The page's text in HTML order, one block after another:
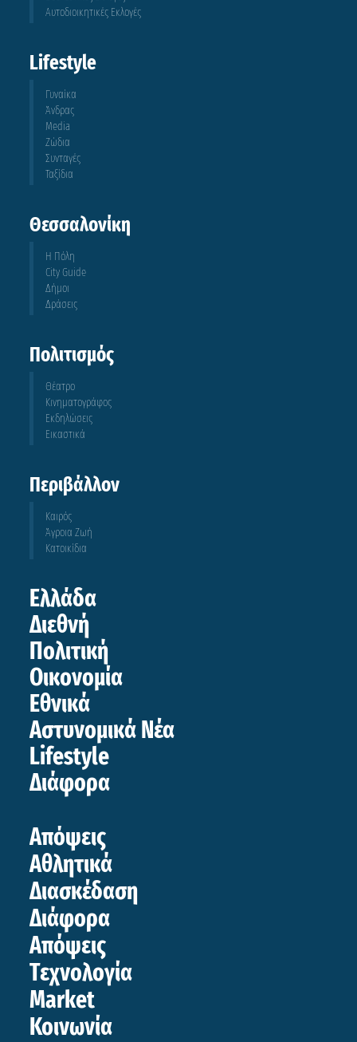
Αυτοδιοικητικές Εκλογές
Lifestyle
Γυναίκα
Άνδρας
Media
Ζώδια
Συνταγές
Ταξίδια
Θεσσαλονίκη
Η Πόλη
City Guide
Δήμοι
Δράσεις
Πολιτισμός
Θέατρο
Κινηματογράφος
Εκδηλώσεις
Εικαστικά
Περιβάλλον
Καιρός
Άγροια Ζωή
Κατοικίδια
Ελλάδα
Διεθνή
Πολιτική
Οικονομία
Εθνικά
Αστυνομικά Νέα
Lifestyle
Διάφορα
Απόψεις
Αθλητικά
Διασκέδαση
Διάφορα
Απόψεις
Τεχνολογία
Market
Κοινωνία